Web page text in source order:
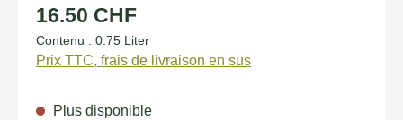
Prix régulier :
16.50 CHF
Contenu : 0.75 Liter
Prix TTC, frais de livraison en sus
Plus disponible